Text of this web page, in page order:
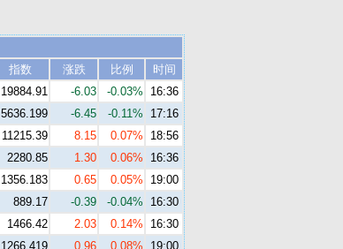
指数 涨跌 比例
时间
19884.91 -6.03 -0.03%
16:36
5636.199 -6.45 -0.11%
17:16
11215.39 8.15 0.07%
18:56
2280.85 1.30 0.06%
16:36
1356.183 0.65 0.05%
19:00
889.17 -0.39 -0.04%
16:30
1466.42 2.03 0.14%
16:30
1266.419 0.96 0.08%
19:00